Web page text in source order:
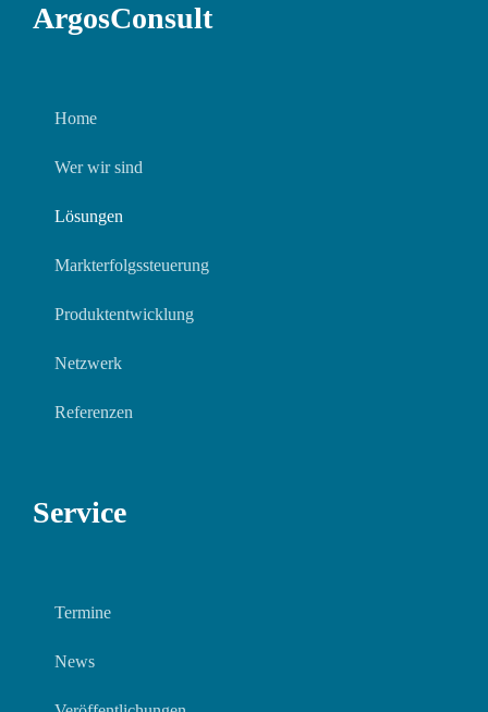
ArgosConsult
Home
Wer wir sind
Lösungen
Markterfolgssteuerung
Produktentwicklung
Netzwerk
Referenzen
Service
Termine
News